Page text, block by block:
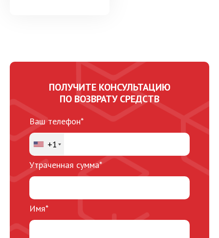
ПОЛУЧИТЕ КОНСУЛЬТАЦИЮ
ПО ВОЗВРАТУ СРЕДСТВ
Ваш телефон*
+1
Утраченная сумма*
Имя*